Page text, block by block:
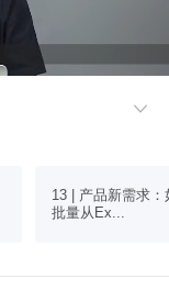

13 | 产品新需求：
批量从Ex...